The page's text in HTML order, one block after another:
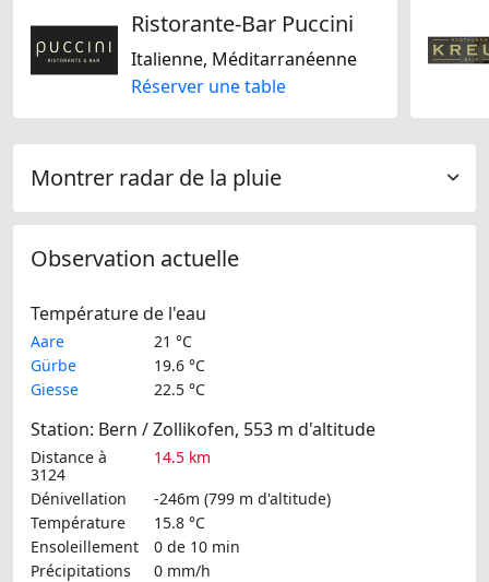
Ristorante-Bar Puccini
Italienne, Méditarranéenne
Réserver une table
Montrer radar de la pluie
Observation actuelle
Température de l'eau
Aare
21 °C
Gürbe
19.6 °C
Giesse
22.5 °C
Station: Bern / Zollikofen, 553 m d'altitude
Distance à
3124
14.5 km
Dénivellation
-246m (799 m d'altitude)
Température
15.8 °C
Ensoleillement
0 de 10 min
Précipitations
0 mm/h